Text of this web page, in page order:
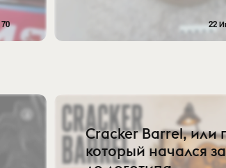
70 22
Cracker Barrel, или
который начался